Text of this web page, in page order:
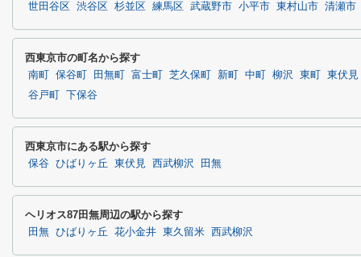
世田谷区 渋谷区 杉並区 練馬区 武蔵野市 小平市 東村山市 清瀬市
西東京市の町名から探す
南町 保谷町 田無町 富士町 芝久保町 新町 中町 柳沢 東町
東伏見
谷戸町
下保谷
西東京市にある駅から探す
保谷 ひばりヶ丘 東伏見 西武柳沢 田無
ヘリオス87田無周辺の駅から探す
田無 ひばりヶ丘 花小金井 東久留米 西武柳沢